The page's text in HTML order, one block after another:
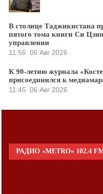
В столице Таджикистана
пятого тома книги Си
управлении
11:56 06 Авг 2026
К 90-летию журнала
присоединился к
11:45 06 Авг 2026
РАДИО «METRO» 102.4